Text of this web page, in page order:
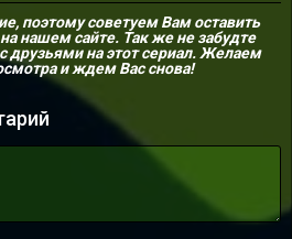
поэтому советуем Вам оставить
нашем сайте. Так же не забудте
друзьями на этот сериал. Желаем
и ждем Вас снова!